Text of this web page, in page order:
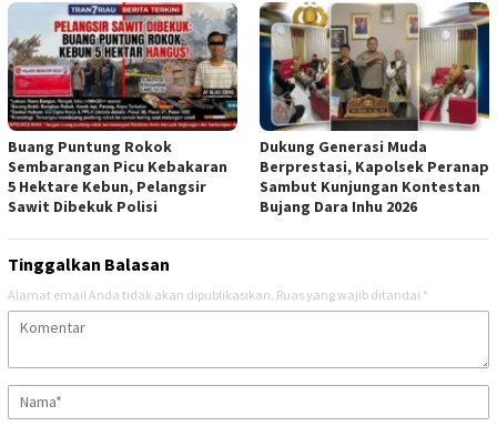
Buang Puntung Rokok
Sembarangan Picu Kebakaran
5 Hektare Kebun, Pelangsir
Sawit Dibekuk Polisi
Dukung Generasi Muda
Berprestasi, Kapolsek Peranap
Sambut Kunjungan Kontestan
Bujang Dara Inhu 2026
Tinggalkan Balasan
Alamat email Anda tidak akan dipublikasikan. Ruas yang wajib ditandai *